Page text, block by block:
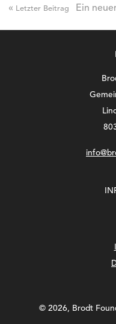
« Letzter Beitrag Ein
© 2026, Brodt